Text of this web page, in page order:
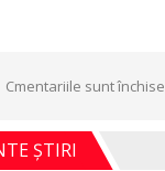
Cmentariile sunt închise
ȘTIRI